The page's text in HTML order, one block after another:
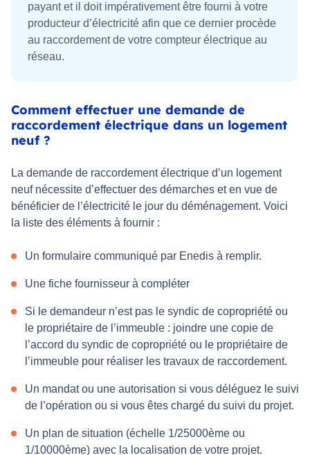
payant et il doit impérativement être fourni à votre
producteur d’électricité afin que ce dernier procède
au raccordement de votre compteur électrique au
réseau.
Comment effectuer une demande de
raccordement électrique dans un logement
neuf ?
La demande de raccordement électrique d’un logement
neuf nécessite d’effectuer des démarches et en vue de
bénéficier de l’électricité le jour du déménagement. Voici
la liste des éléments à fournir :
Un formulaire communiqué par Enedis à remplir.
Une fiche fournisseur à compléter
Si le demandeur n’est pas le syndic de copropriété ou
le propriétaire de l’immeuble : joindre une copie de
l’accord du syndic de copropriété ou le propriétaire de
l’immeuble pour réaliser les travaux de raccordement.
Un mandat ou une autorisation si vous déléguez le suivi
de l’opération ou si vous êtes chargé du suivi du projet.
Un plan de situation (échelle 1/25000ème ou
1/10000ème) avec la localisation de votre projet.